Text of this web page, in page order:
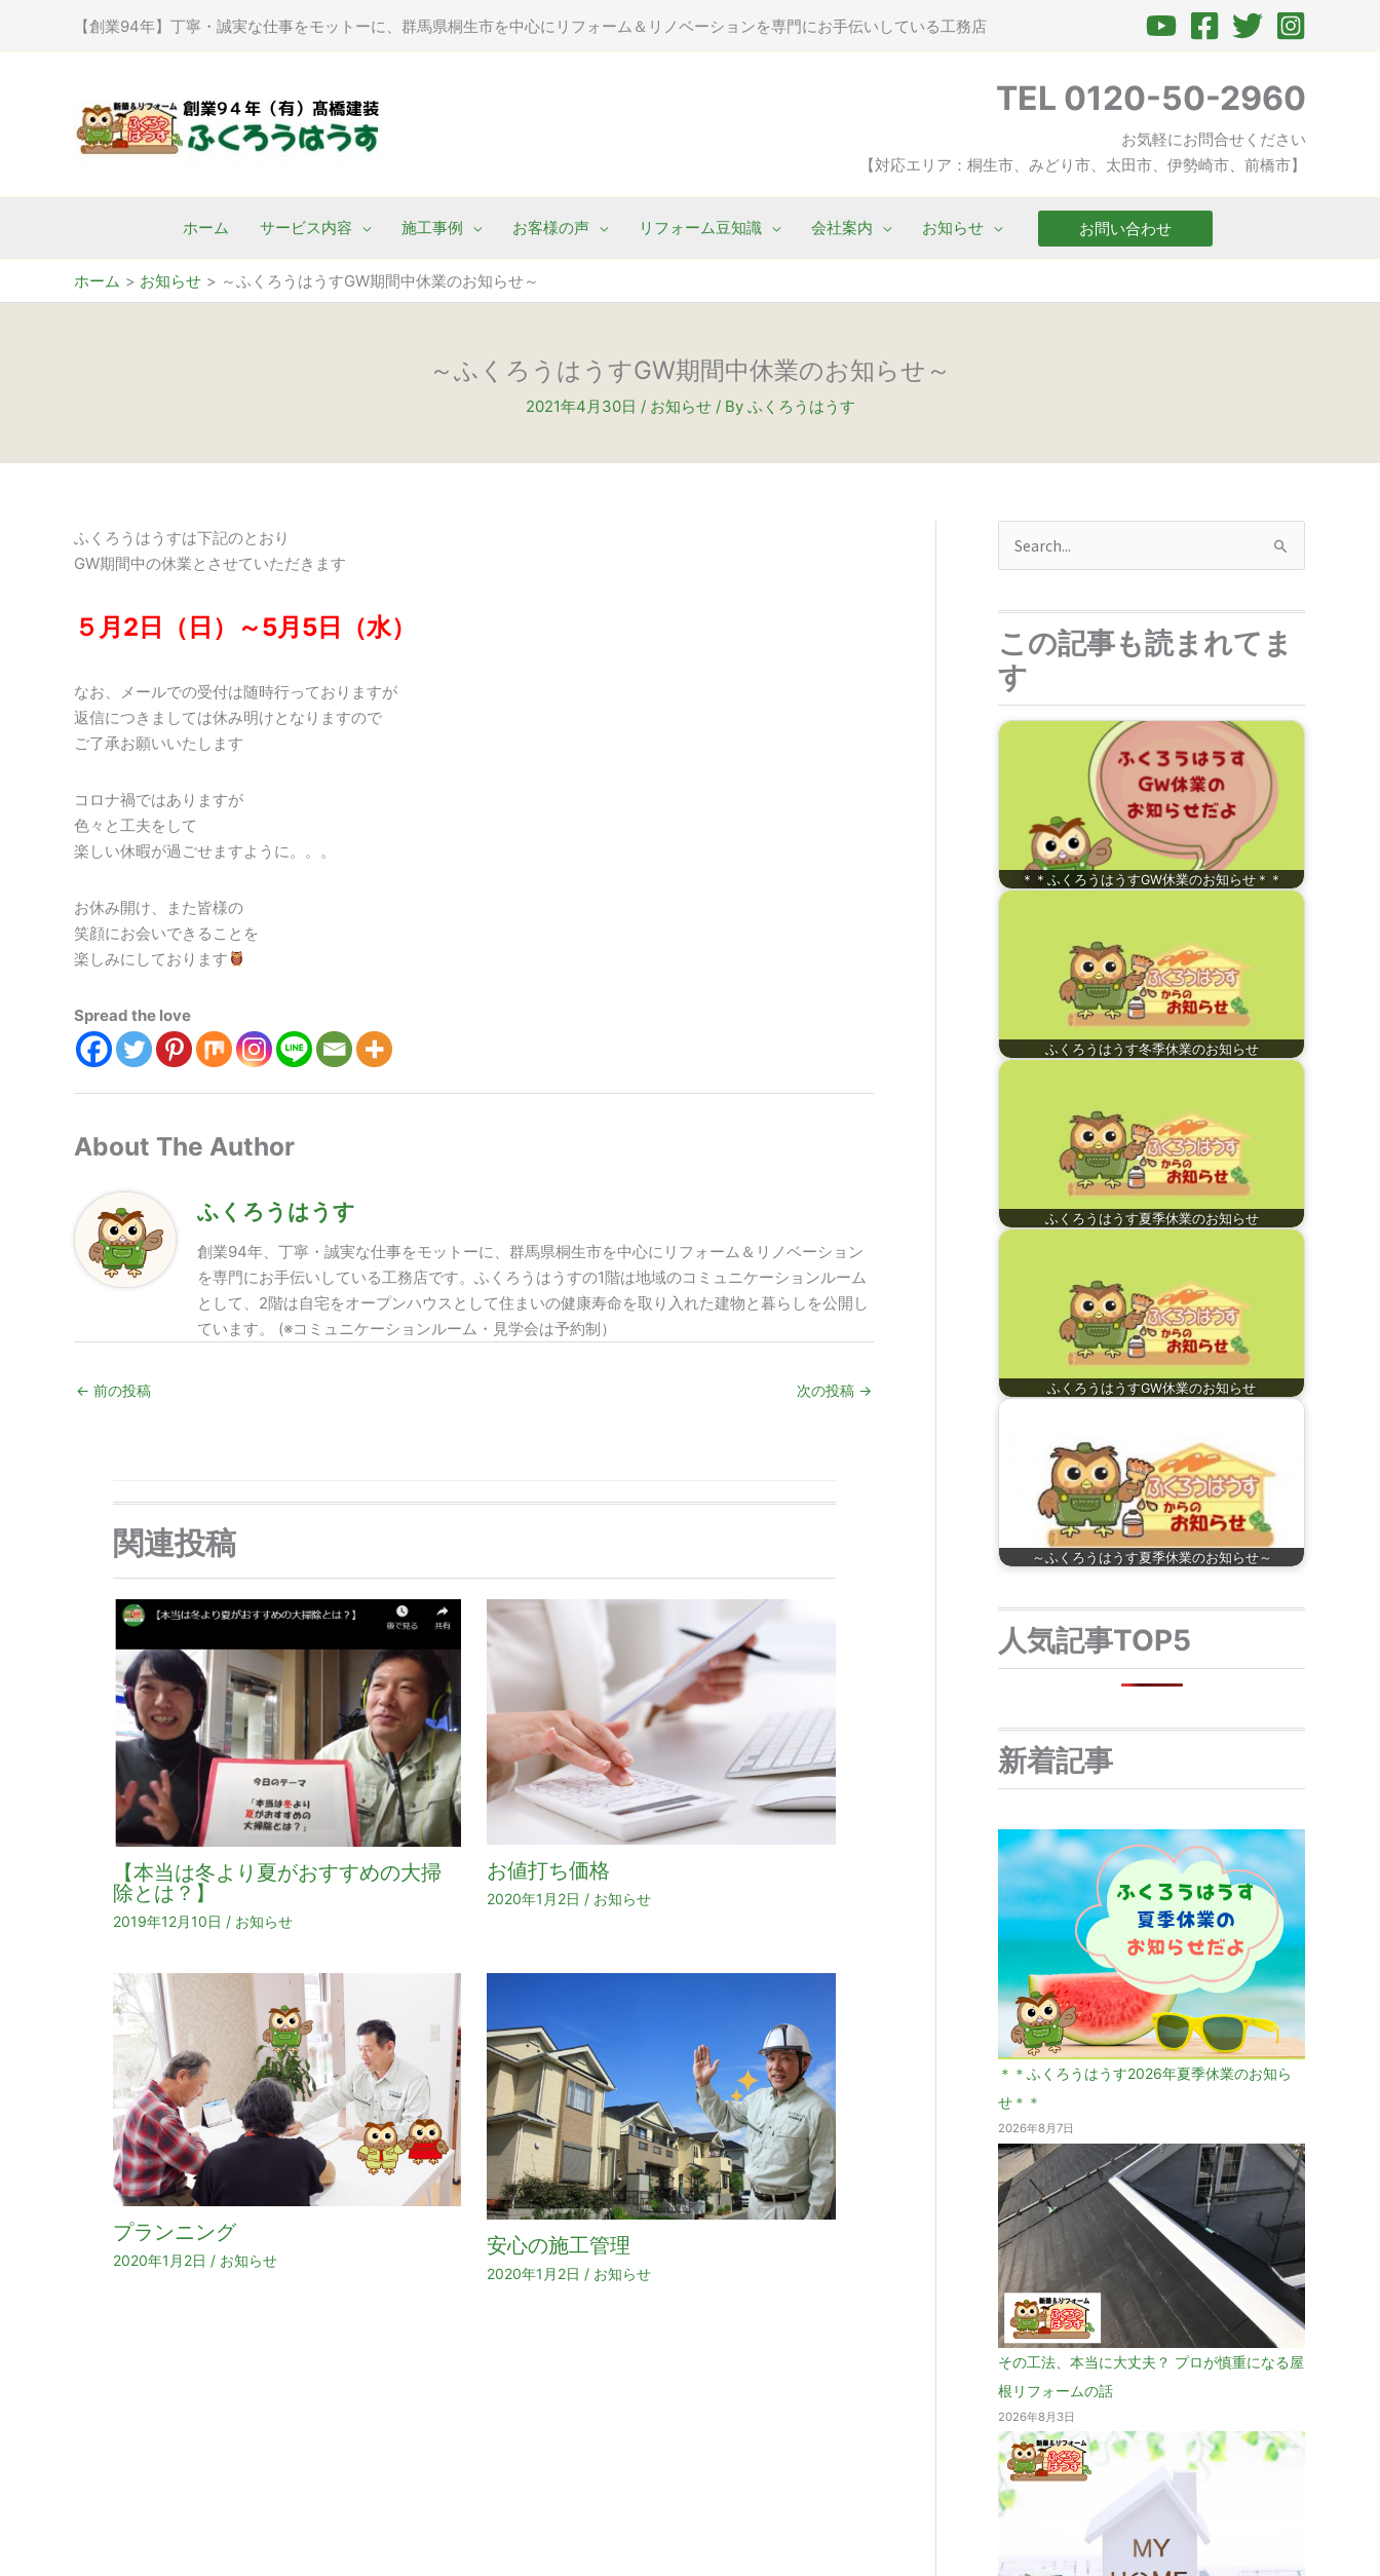
【創業94年】丁寧・誠実な仕事をモットーに、群馬県桐生市を中心にリフォーム＆リノベーションを専門にお手伝いしている工務店
TEL 0120-50-2960
お気軽にお問合せください
【対応エリア：桐生市、みどり市、太田市、伊勢崎市、前橋市】
ホーム サービス内容 施工事例 お客様の声 リフォーム豆知識 会社案内 お知らせ お問い合わせ
ホーム お知らせ ～ふくろうはうすGW期間中休業のお知らせ～
～ふくろうはうすGW期間中休業のお知らせ～
2021年4月30日 / お知らせ/ By ふくろうはうす
ふくろうはうすは下記のとおり
GW期間中の休業とさせていただきます
５月2日（日）～5月5日（水）
なお、メールでの受付は随時行っておりますが
返信につきましては休み明けとなりますので
ご了承お願いいたします
コロナ禍ではありますが
色々と工夫をして
楽しい休暇が過ごせますように。。。
お休み開け、また皆様の
笑顔にお会いできることを
楽しみにしております
Spread the love
About The Author
ふくろうはうす
創業94年、丁寧・誠実な仕事をモットーに、群馬県桐生市を中心にリフォーム＆リノベーション
を専門にお手伝いしている工務店です。ふくろうはうすの1階は地域のコミュニケーションルーム
として、2階は自宅をオープンハウスとして住まいの健康寿命を取り入れた建物と暮らしを公開し
ています。 (※コミュニケーションルーム・見学会は予約制）
← 前の投稿 次の投稿 →
関連投稿
【本当は冬より夏がおすすめの大掃
除とは？】
2019年12月10日 / お知らせ
お値打ち価格
2020年1月2日 / お知らせ
プランニング
2020年1月2日 / お知らせ
安心の施工管理
2020年1月2日 / お知らせ
対
象
この記事も読まれてま
す
＊＊ふくろうはうすGW休業のお知らせ＊＊
ふくろうはうす冬季休業のお知らせ
ふくろうはうす夏季休業のお知らせ
ふくろうはうすGW休業のお知らせ
～ふくろうはうす夏季休業のお知らせ～
人気記事TOP5
新着記事
＊＊ふくろうはうす2026年夏季休業のお知ら
せ＊＊
2026年8月7日
その工法、本当に大丈夫？ プロが慎重になる屋
根リフォームの話
2026年8月3日